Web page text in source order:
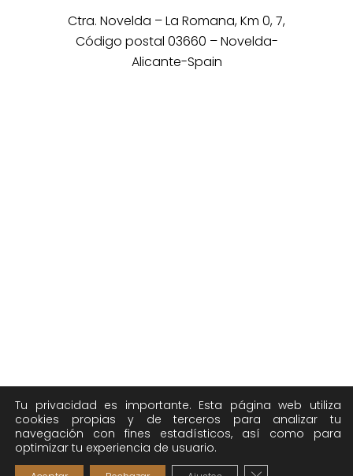
Ctra. Novelda – La Romana, Km 0, 7,
Código postal 03660 – Novelda-
Alicante-Spain
Tu privacidad es importante. Esta página web utiliza
cookies propias y de terceros para analizar tu
navegación con fines estadísticos, así como para
optimizar tu experiencia de usuario.